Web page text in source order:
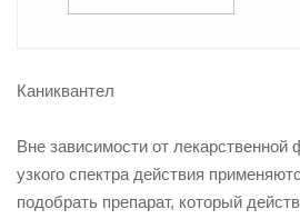
Каниквантел
Вне зависимости от лекарственной
узкого спектра действия
подобрать препарат, который